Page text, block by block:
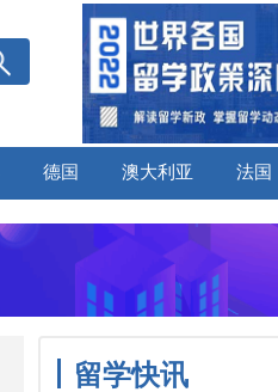
德国 澳大利亚 法国
留学快讯